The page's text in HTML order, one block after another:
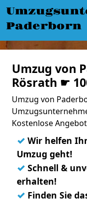
Paderborn
Umzug von
Rösrath ☛
Umzug von
Kostenlose
✓ Wir helfen
Umzug geht!
✓ Schnell &
erhalten!
✓ Finden Sie